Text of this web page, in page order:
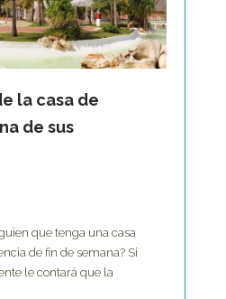
la casa de
de sus
que tenga una casa
de fin de semana? Si
le contará que la